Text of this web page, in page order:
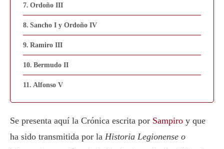
Ordoño III
Sancho I y Ordoño IV
Ramiro III
Bermudo II
Alfonso V
Se presenta aquí la Crónica escrita por Sampiro y que
ha sido transmitida por la Historia Legionense o